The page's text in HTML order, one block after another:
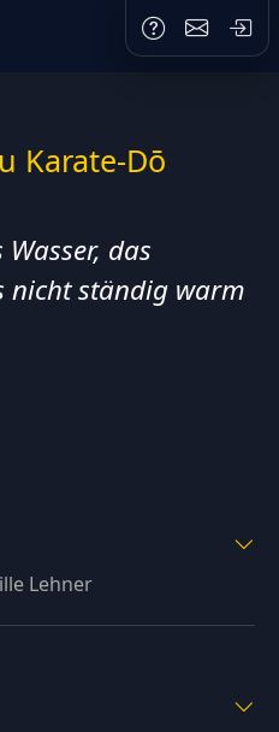
Karate‑Dō
das
nicht ständig warm
Lehner